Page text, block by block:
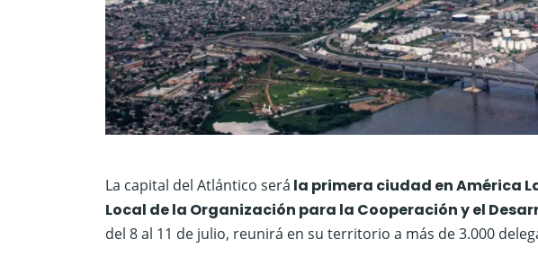
La capital del Atlántico será la primera ciudad en América
Local de la Organización para la Cooperación y el
del 8 al 11 de julio, reunirá en su territorio a más de 3.000